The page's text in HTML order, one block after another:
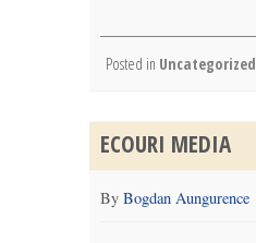
Posted in Uncategorized
ECOURI MEDIA
By Bogdan Aungurence